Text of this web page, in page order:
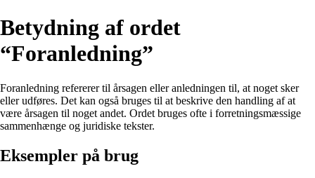
Betydning af ordet
“Foranledning”
Foranledning refererer til årsagen eller anledningen til, at noget sker
eller udføres. Det kan også bruges til at beskrive den handling af at
være årsagen til noget andet. Ordet bruges ofte i forretningsmæssige
sammenhænge og juridiske tekster.
Eksempler på brug